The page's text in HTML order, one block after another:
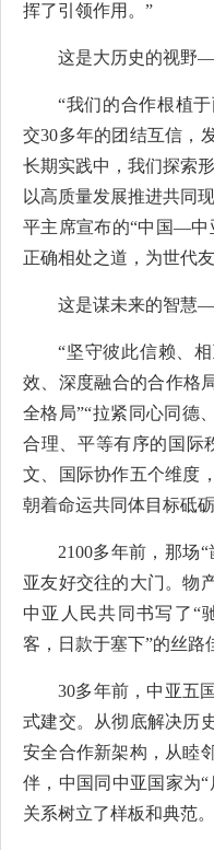
挥了引领作用。”
这是大历史的视
“我们的合作根植
交30多年的团结互信，
长期实践中，我们探索
以高质量发展推进共同
平主席宣布的“中国—中
正确相处之道，为世代
这是谋未来的智
“坚守彼此信赖、
效、深度融合的合作格
全格局”“拉紧同心同德
合理、平等有序的国际
文、国际协作五个维度
朝着命运共同体目标砥
2100多年前，那场
亚友好交往的大门。物
中亚人民共同书写了“
客，日款于塞下”的丝路
30多年前，中亚五
式建交。从彻底解决历
安全合作新架构，从睦
伴，中国同中亚国家为
关系树立了样板和典范。